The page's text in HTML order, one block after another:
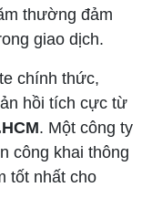
thường đảm
giao dịch.
chính thức,
hồi tích cực từ
. Một công ty
công khai thông
tốt nhất cho